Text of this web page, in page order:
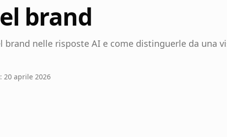
brand
brand nelle risposte AI e come distinguerle da una
20 aprile 2026